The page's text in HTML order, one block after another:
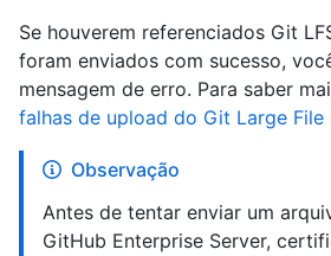
Se houverem referenciados Git
foram enviados com sucesso,
mensagem de erro. Para saber
falhas de upload do Git Large File
Observação
Antes de tentar enviar um
GitHub Enterprise Server,